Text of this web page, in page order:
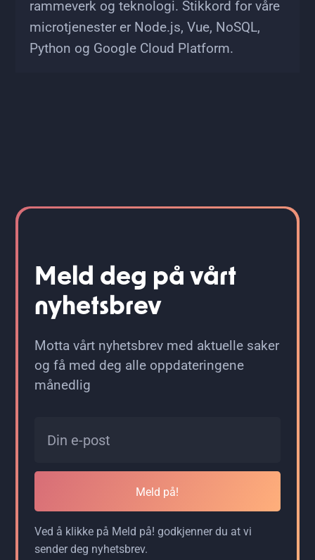
rammeverk og teknologi. Stikkord for våre
microtjenester er Node.js, Vue, NoSQL,
Python og Google Cloud Platform.
Meld deg på vårt
nyhetsbrev
Motta vårt nyhetsbrev med aktuelle saker
og få med deg alle oppdateringene
månedlig
Meld på!
Ved å klikke på Meld på! godkjenner du at vi
sender deg nyhetsbrev.